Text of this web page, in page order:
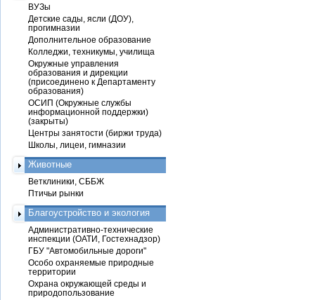
ВУЗы
Детские сады, ясли (ДОУ),
прогимназии
Дополнительное образование
Колледжи, техникумы, училища
Окружные управления
образования и дирекции
(присоединено к Департаменту
образования)
ОСИП (Окружные службы
информационной поддержки)
(закрыты)
Центры занятости (биржи труда)
Школы, лицеи, гимназии
Животные
Ветклиники, СББЖ
Птичьи рынки
Благоустройство и экология
Административно-технические
инспекции (ОАТИ, Гостехнадзор)
ГБУ "Автомобильные дороги"
Особо охраняемые природные
территории
Охрана окружающей среды и
природопользование